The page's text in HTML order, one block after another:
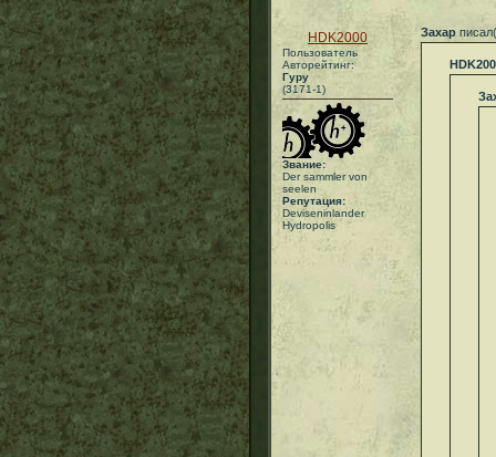
HDK2000
Пользователь
Авторейтинг:
Гуру
(3171-1)
Звание:
Der sammler von
seelen
Репутация:
Deviseninlander
Hydropolis
Захар